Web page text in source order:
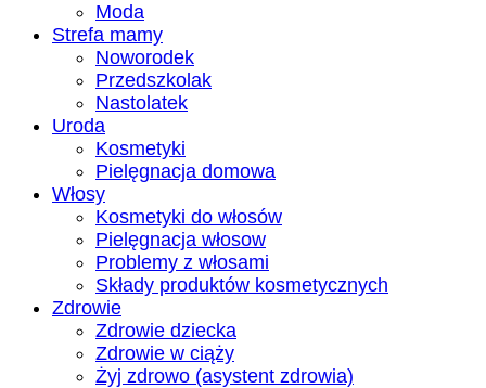
Moda
Strefa mamy
Noworodek
Przedszkolak
Nastolatek
Uroda
Kosmetyki
Pielęgnacja domowa
Włosy
Kosmetyki do włosów
Pielęgnacja włosow
Problemy z włosami
Składy produktów kosmetycznych
Zdrowie
Zdrowie dziecka
Zdrowie w ciąży
Żyj zdrowo (asystent zdrowia)